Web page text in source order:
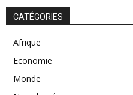
CATÉGORIES
Afrique
Economie
Monde